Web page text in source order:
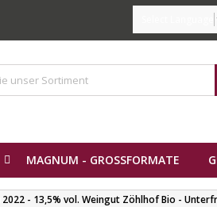
MAGNUM - GROSSFORMATE
- 13,5% vol. Weingut Zöhlhof Bio -